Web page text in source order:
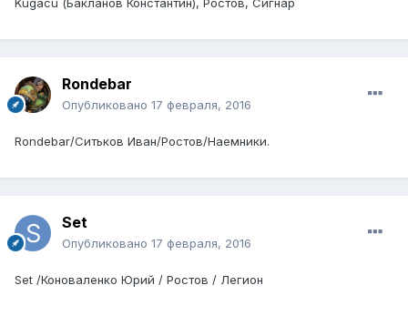
Rondebar
Опубликовано 17 февраля, 2016
Rondebar/Ситьков Иван/Ростов/Наемники.
Set
Опубликовано 17 февраля, 2016
Set /Коноваленко Юрий / Ростов / Легион